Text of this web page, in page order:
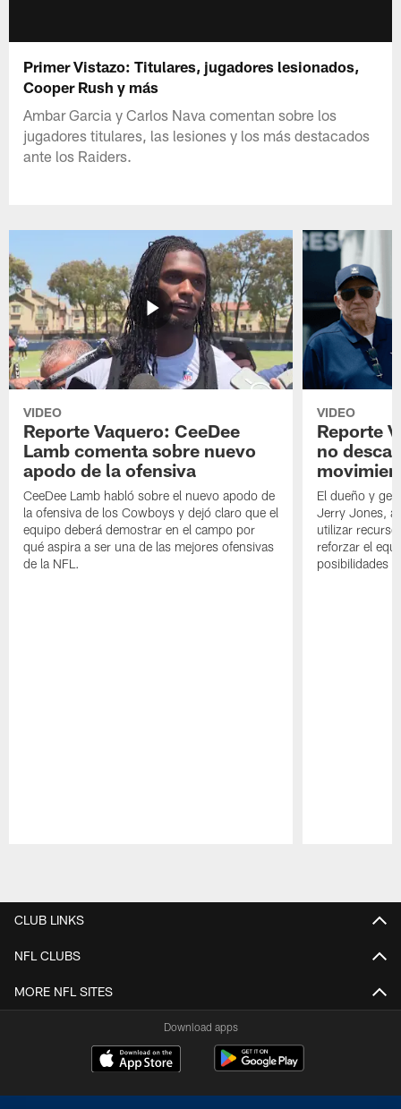
Primer Vistazo: Titulares, jugadores lesionados,
Cooper Rush y más
Ambar Garcia y Carlos Nava comentan sobre los
jugadores titulares, las lesiones y los más destacados
ante los Raiders.
VIDEO
Reporte Vaquero: CeeDee
Lamb comenta sobre nuevo
apodo de la ofensiva
CeeDee Lamb habló sobre el nuevo apodo de
la ofensiva de los Cowboys y dejó claro que el
equipo deberá demostrar en el campo por
qué aspira a ser una de las mejores ofensivas
de la NFL.
VIDEO
Reporte
no
El dueño y
Jerry Jones,
utilizar
reforzar el
posibilidades
CLUB LINKS
NFL CLUBS
MORE NFL SITES
Download apps